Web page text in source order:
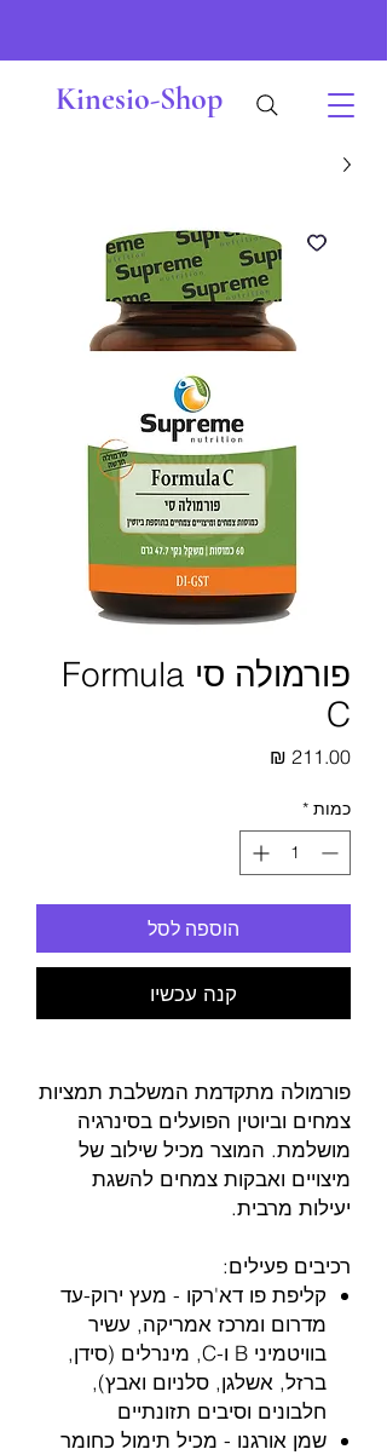
Kinesio-Shop
פורמולה סי Formula
C
כמות *
הוספה לסל
קנה עכשיו
פורמולה מתקדמת המשלבת תמציות
צמחים וביוטין הפועלים בסינרגיה
מושלמת. המוצר מכיל שילוב של
מיצויים ואבקות צמחים להשגת
יעילות מרבית.
רכיבים פעילים:
קליפת פו דא'רקו - מעץ ירוק-עד
מדרום ומרכז אמריקה, עשיר
בוויטמיני B ו-C, מינרלים (סידן,
ברזל, אשלגן, סלניום ואבץ),
חלבונים וסיבים תזונתיים
שמן אורגנו - מכיל תימול כחומר